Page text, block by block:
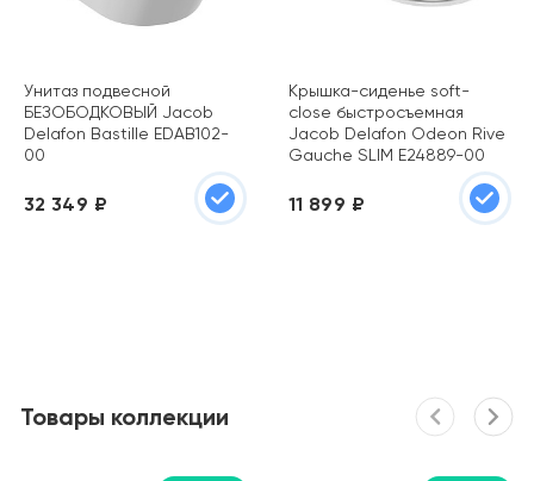
Унитаз подвесной
БЕЗОБОДКОВЫЙ Jacob
Delafon Bastille EDAB102-
00
32 349 ₽
Крышка-сиденье soft-
close быстросъемная
Jacob Delafon Odeon Rive
Gauche SLIM E24889-00
11 899 ₽
Товары коллекции